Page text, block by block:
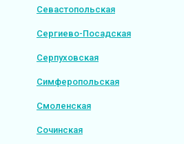
Севастопольская
Сергиево-Посадская
Серпуховская
Симферопольская
Смоленская
Сочинская